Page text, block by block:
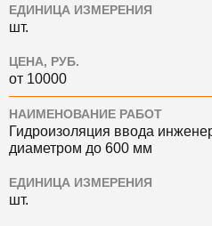
ЕДИНИЦА ИЗМЕРЕНИЯ
шт.
ЦЕНА, РУБ.
от 10000
НАИМЕНОВАНИЕ РАБОТ
Гидроизоляция ввода
диаметром до 600 мм
ЕДИНИЦА ИЗМЕРЕНИЯ
шт.